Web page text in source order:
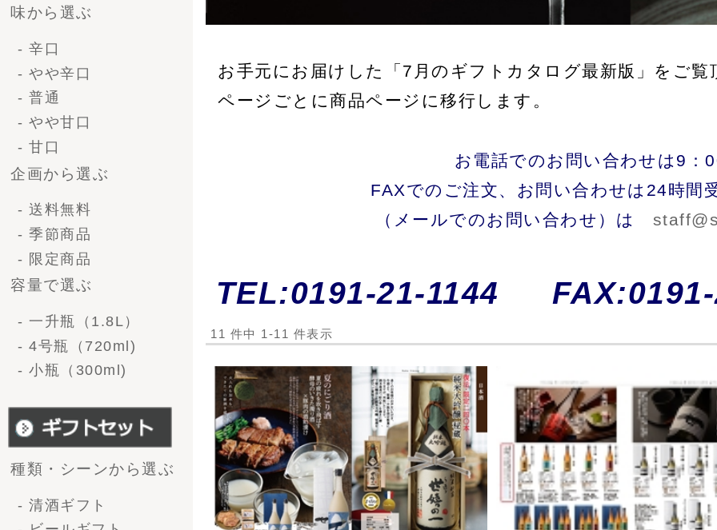
- 4号瓶（720ml)
- 小瓶（300ml)
種類・シーンから選ぶ
- 清酒ギフト
- ブライダルギフト
- 法人ギフト
- オリジナルラベル
価格で選ぶ-清酒ギフ
ト
〜 3,000円
3,000 〜 5,000円
10,000円 〜
価格で選ぶ-ビール
〜3,000円
5,000 〜 10,000円
10,000円〜
形で選ぶ-清酒ギフト
1升瓶（1.8L）1本
1升瓶（1.8L)2本
11 件中 1-11 件表示
の一と横屋ブランド）
ト＆
ギフトパンフレット（ビールラ
インナップ）
ギフトパンフレット（ボトルビ
ールギフト）
ギフトパンフ
＆ノンアルコ
ー